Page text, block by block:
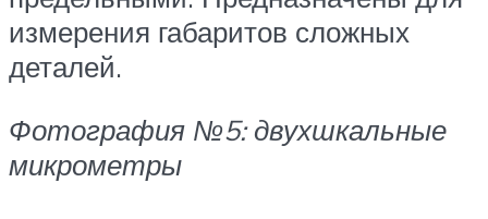
измерения габаритов сложных
деталей.
Фотография №5: двухшкальные
микрометры